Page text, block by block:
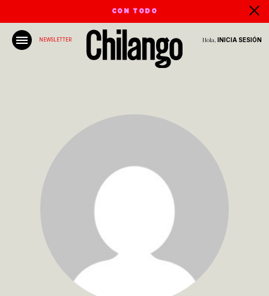
CON TODO
NEWSLETTER Hola, INICIA SESIÓN